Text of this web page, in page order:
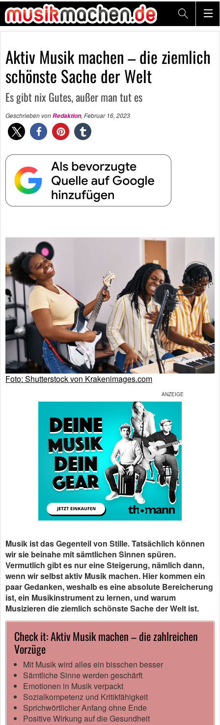
Aktiv Musik machen – die ziemlich
schönste Sache der Welt
Es gibt nix Gutes, außer man tut es
Geschrieben vonRedaktion, Februar 16, 2023
Foto: Shutterstock von Krakenimages.com
Musik ist das Gegenteil von Stille. Tatsächlich können
wir sie beinahe mit sämtlichen Sinnen spüren.
Vermutlich gibt es nur eine Steigerung, nämlich dann,
wenn wir selbst aktiv Musik machen. Hier kommen ein
paar Gedanken, weshalb es eine absolute Bereicherung
ist, ein Musikinstrument zu lernen, und warum
Musizieren die ziemlich schönste Sache der Welt ist.
Check it: Aktiv Musik machen – die zahlreichen
Vorzüge
Mit Musik wird alles ein bisschen besser
Sämtliche Sinne werden geschärft
Emotionen in Musik verpackt
Sozialkompetenz und Kritikfähigkeit
Sprichwörtlicher Anfang ohne Ende
Positive Wirkung auf die Gesundheit